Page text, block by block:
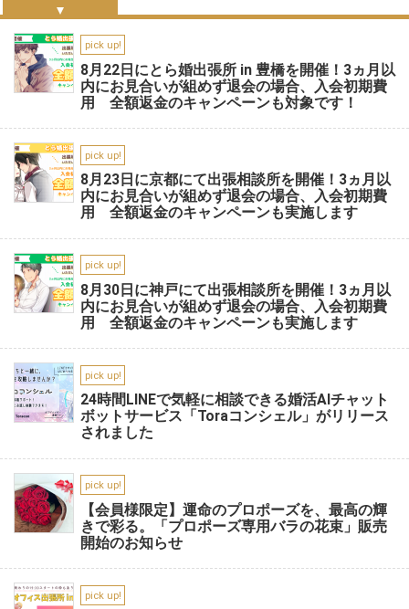
pick up!
8月22日にとら婚出張所 in 豊橋を開催！3ヵ月以
内にお見合いが組めず退会の場合、入会初期費
用 全額返金のキャンペーンも対象です！
pick up!
8月23日に京都にて出張相談所を開催！3ヵ月以
内にお見合いが組めず退会の場合、入会初期費
用 全額返金のキャンペーンも実施します
pick up!
8月30日に神戸にて出張相談所を開催！3ヵ月以
内にお見合いが組めず退会の場合、入会初期費
用 全額返金のキャンペーンも実施します
pick up!
24時間LINEで気軽に相談できる婚活AIチャット
ボットサービス「Toraコンシェル」がリリース
されました
pick up!
【会員様限定】運命のプロポーズを、最高の輝
きで彩る。「プロポーズ専用バラの花束」販売
開始のお知らせ
pick up!